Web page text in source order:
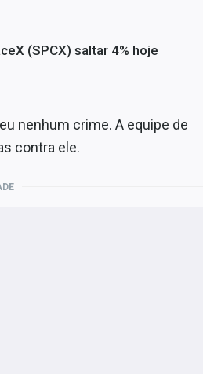
(SPCX) saltar 4% hoje
nenhum crime. A equipe de
contra ele.